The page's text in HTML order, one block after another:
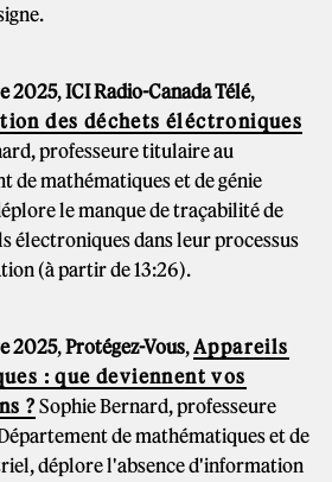
2025,ICI Radio-Canada Télé,
des déchets éléctroniques
professeure titulaire au
de mathématiques et de génie
le manque de traçabilité de
électroniques dans leur processus
(à partir de 13:26).
2025,Protégez-Vous,Appareils
: que deviennent vos
? Sophie Bernard, professeure
de mathématiques et de
déplore l'absence d'information